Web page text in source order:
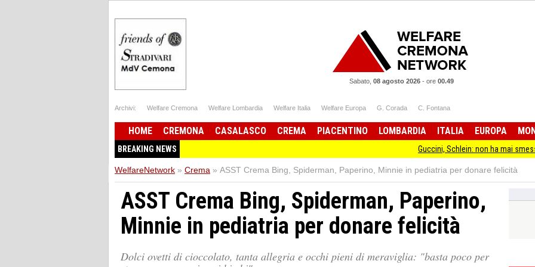
Sabato, 08 agosto 2026- ore 00.49
Archivi: Welfare Cremona Welfare Lombardia Welfare Italia Welfare Europa G. Corada C. Fontana
HOME CREMONA CASALASCO CREMA PIACENTINO LOMBARDIA ITALIA EUROPA
BREAKING NEWS Guccini, Schlein: non ha mai
WelfareNetwork » Crema » ASST Crema Bing, Spiderman, Paperino, Minnie in pediatria per donare felicità
ASST Crema Bing, Spiderman, Paperino,
Minnie in pediatria per donare felicità
Dolci ovetti di cioccolato, tanta allegria e occhi pieni di meraviglia: "basta poco per